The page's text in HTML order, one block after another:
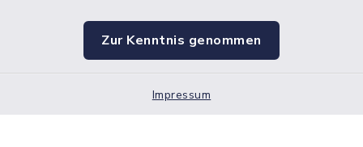
Zur Kenntnis genommen
Impressum
Impressum
Sitemap